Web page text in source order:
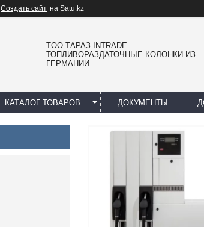
Создать сайт на Satu.kz
TOO ТАРАЗ INTRADE.
ТОПЛИВОРАЗДАТОЧНЫЕ КОЛОНКИ ИЗ
ГЕРМАНИИ
КАТАЛОГ ТОВАРОВ ДОКУМЕНТЫ